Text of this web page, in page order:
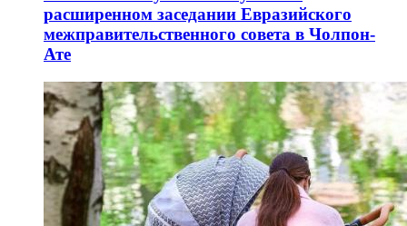
расширенном заседании Евразийского
межправительственного совета в Чолпон-
Ате